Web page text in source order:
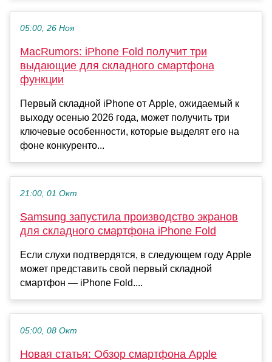
05:00, 26 Ноя
MacRumors: iPhone Fold получит три
выдающие для складного смартфона
функции
Первый складной iPhone от Apple, ожидаемый к
выходу осенью 2026 года, может получить три
ключевые особенности, которые выделят его на
фоне конкуренто...
21:00, 01 Окт
Samsung запустила производство экранов
для складного смартфона iPhone Fold
Если слухи подтвердятся, в следующем году Apple
может представить свой первый складной
смартфон — iPhone Fold....
05:00, 08 Окт
Новая статья: Обзор смартфона Apple